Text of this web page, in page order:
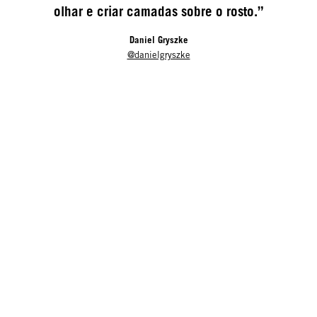
olhar e criar camadas sobre o rosto.”
Daniel Gryszke
@danielgryszke